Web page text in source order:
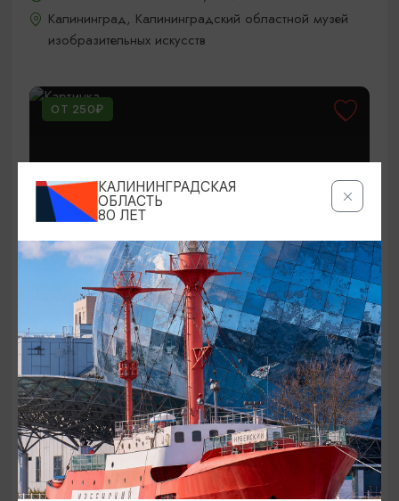
Калининград, Калининградский областной музей
изобразительных искусств
ОТ 250₽
КОНЦЕРТЫ
Мероприятия в Доме-музее Германа
Брахерта в августе
01.08.2026 - 31.08.2026
Светлогорск, Дом-музей Германа Брахерта
КАЛИНИНГРАДСКАЯ
ОБЛАСТЬ
80 ЛЕТ